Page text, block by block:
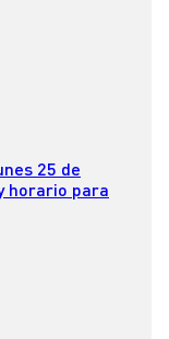
25 de
horario para